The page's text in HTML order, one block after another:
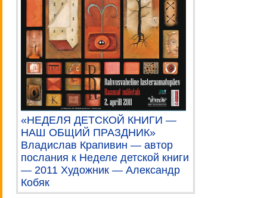
«НЕДЕЛЯ ДЕТСКОЙ КНИГИ —
НАШ ОБЩИЙ ПРАЗДНИК»
Владислав Крапивин — автор
послания к Неделе детской книги
— 2011 Художник — Александр
Кобяк